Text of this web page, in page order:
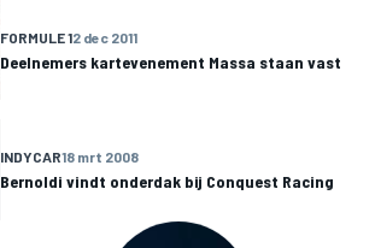
FORMULE 12 dec 2011
Deelnemers kartevenement Massa staan vast
INDYCAR18 mrt 2008
Bernoldi vindt onderdak bij Conquest Racing